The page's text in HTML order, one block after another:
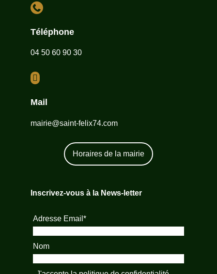

Téléphone
04 50 60 90 30

Mail
mairie@saint-felix74.com
Horaires de la mairie
Inscrivez-vous à la News-letter
Adresse Email*
Nom